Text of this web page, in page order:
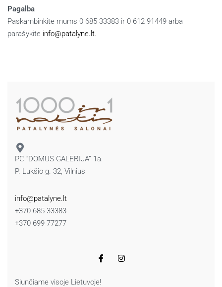
Pagalba
Paskambinkite mums 0 685 33383 ir 0 612 91449 arba
parašykite info@patalyne.lt.
PC “DOMUS GALERIJA” 1a.
P. Lukšio g. 32, Vilnius
info@patalyne.lt
+370 685 33383
+370 699 77277
Siunčiame visoje Lietuvoje!